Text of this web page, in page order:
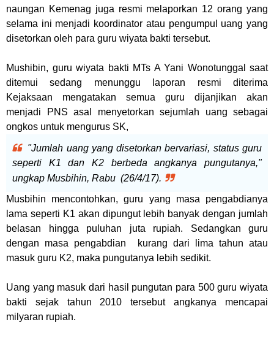
naungan Kemenag juga resmi melaporkan 12 orang yang
selama ini menjadi koordinator atau pengumpul uang yang
disetorkan oleh para guru wiyata bakti tersebut.
Mushibin, guru wiyata bakti MTs A Yani Wonotunggal saat
ditemui sedang menunggu laporan resmi diterima
Kejaksaan mengatakan semua guru dijanjikan akan
menjadi PNS asal menyetorkan sejumlah uang sebagai
ongkos untuk mengurus SK,
"Jumlah uang yang disetorkan bervariasi, status guru
seperti K1 dan K2 berbeda angkanya pungutanya,"
ungkap Musbihin, Rabu (26/4/17).
Musbihin mencontohkan, guru yang masa pengabdianya
lama seperti K1 akan dipungut lebih banyak dengan jumlah
belasan hingga puluhan juta rupiah. Sedangkan guru
dengan masa pengabdian kurang dari lima tahun atau
masuk guru K2, maka pungutanya lebih sedikit.
Uang yang masuk dari hasil pungutan para 500 guru wiyata
bakti sejak tahun 2010 tersebut angkanya mencapai
milyaran rupiah.